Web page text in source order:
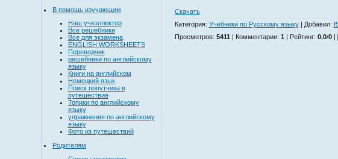
В помощь изучающим
Наш учколлектор
Все решебники
Все для экзамена
ENGLISH WORKSHEETS
Переводчик
решебники по английскому
языку
Книги на английском
Немецкий язык
Поиск попутчика в
путешествие
Топики по английскому
языку
упражнения по английскому
языку
Фото из путешествий
Родителям
Скачать
Категория: Учебники по Русскому языку| Добавил:
Просмотров: 5411 | Комментарии: 1 | Рейтинг: 0.0/0|